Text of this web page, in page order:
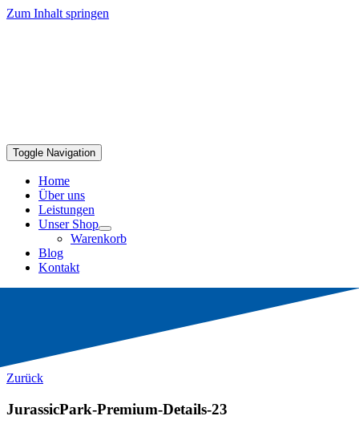
Zum Inhalt springen
Toggle Navigation
Home
Über uns
Leistungen
Unser Shop
Warenkorb
Blog
Kontakt
Zurück
JurassicPark-Premium-Details-23